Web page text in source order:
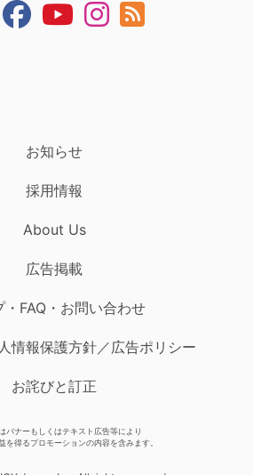
お知らせ
採用情報
About Us
広告掲載
・FAQ・お問い合わせ
情報保護方針／広告ポリシー
お詫びと訂正
バナーもしくはテキスト広告等により
を得るプロモーションの内容を含みます。